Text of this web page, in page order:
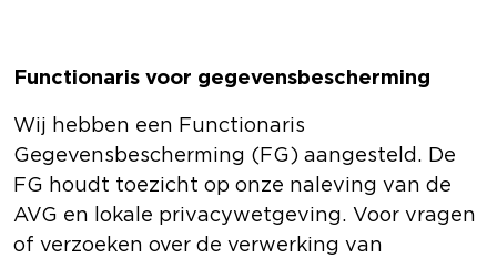
Functionaris voor gegevensbescherming
Wij hebben een Functionaris
Gegevensbescherming (FG) aangesteld. De
FG houdt toezicht op onze naleving van de
AVG en lokale privacywetgeving. Voor vragen
of verzoeken over de verwerking van